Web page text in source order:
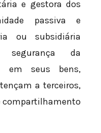
e gestora dos
passiva e
ou subsidiária
da
em seus bens,
a terceiros,
compartilhamento